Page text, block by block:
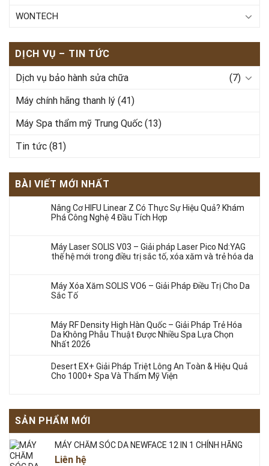
WONTECH
DỊCH VỤ – TIN TỨC
Dịch vụ bảo hành sửa chữa
(7)
Máy chính hãng thanh lý (41)
Máy Spa thẩm mỹ Trung Quốc (13)
Tin tức (81)
BÀI VIẾT MỚI NHẤT
Nâng Cơ HIFU Linear Z Có Thực Sự Hiệu Quả? Khám
Phá Công Nghệ 4 Đầu Tích Hợp
Máy Laser SOLIS V03 – Giải pháp Laser Pico Nd:YAG
thế hệ mới trong điều trị sắc tố, xóa xăm và trẻ hóa da
Máy Xóa Xăm SOLIS VO6 – Giải Pháp Điều Trị Cho Da
Sắc Tố
Máy RF Density High Hàn Quốc – Giải Pháp Trẻ Hóa
Da Không Phẫu Thuật Được Nhiều Spa Lựa Chọn
Nhất 2026
Desert EX+ Giải Pháp Triệt Lông An Toàn & Hiệu Quả
Cho 1000+ Spa Và Thẩm Mỹ Viện
SẢN PHẨM MỚI
MÁY CHĂM SÓC DA NEWFACE 12 IN 1 CHÍNH HÃNG
Liên hệ